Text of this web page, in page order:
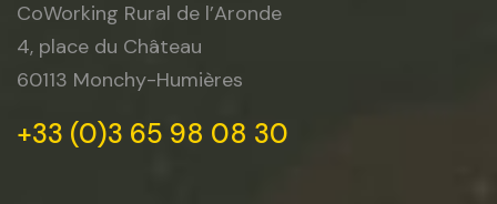
e
s
p
CoWorking Rural de l’Aronde
4, place du Château
60113 Monchy-Humières
+33 (0)3 65 98 08 30